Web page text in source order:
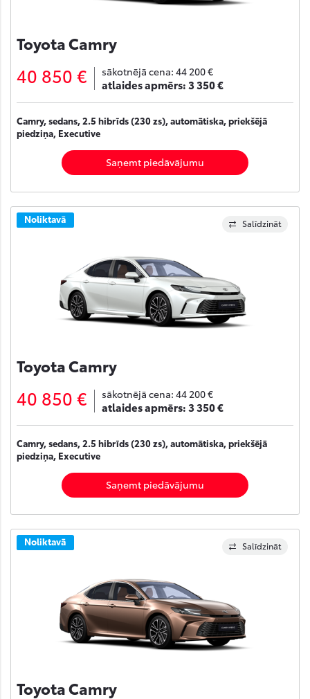
Toyota Camry
40 850 € sākotnējā cena: 44 200 €
atlaides apmērs:3 350 €
Camry, sedans, 2.5 hibrīds (230 zs), automātiska, priekšējā
piedziņa, Executive
Saņemt piedāvājumu
Salīdzināt
Noliktavā
Toyota Camry
40 850 € sākotnējā cena: 44 200 €
atlaides apmērs:3 350 €
Camry, sedans, 2.5 hibrīds (230 zs), automātiska, priekšējā
piedziņa, Executive
Saņemt piedāvājumu
Salīdzināt
Noliktavā
Toyota Camry